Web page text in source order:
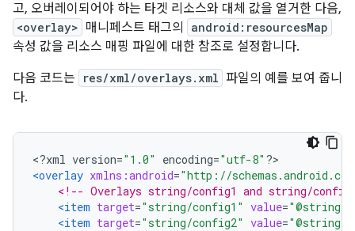
고, 오버레이되어야 하는 타겟 리소스와 대체 값을 열거한 다음,
<overlay> 매니페스트 태그의 android:resourcesMap
속성 값을 리소스 매핑 파일에 대한 참조로 설정합니다.
다음 코드는
res/xml/overlays.xml 파일의 예를 보여 줍니
다.
<?xml version="1.0" encoding="utf-8" ?>
<overlay xmlns:android="http://
<!-- Overlays string/config1 and string/
<item target="string/config1" value="@string/
<item target="string/config2" value="@string/